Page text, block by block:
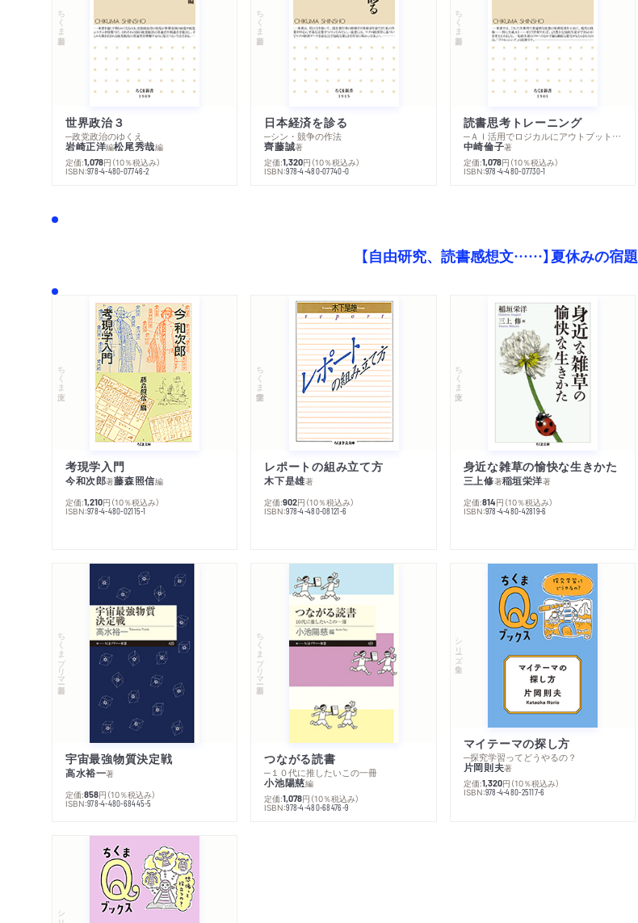
ちくま新書
世界政治３
─政党政治のゆくえ
岩崎正洋編松尾秀哉編
定価:1,078円 （10％税込み）
ISBN:978-4-480-07746-2
ちくま新書
日本経済を診る
─シン・競争の作法
齊藤誠著
定価:1,320円 （10％税込み）
ISBN:978-4-480-07740-0
ちくま新書
読書思考トレーニング
─ＡＩ活用でロジカルにアウトプットする技法
中崎倫子著
定価:1,078円 （10％税込み）
ISBN:978-4-480-07730-1
【自由研究、読書感想文……】夏休みの宿
ちくま文庫
考現学入門
今和次郎著藤森照信編
定価:1,210円 （10％税込み）
ISBN:978-4-480-02115-1
ちくま学芸文庫
レポートの組み立て方
木下是雄著
定価:902円 （10％税込み）
ISBN:978-4-480-08121-6
ちくま文庫
身近な雑草の愉快な生きかた
三上修著稲垣栄洋著
定価:814円 （10％税込み）
ISBN:978-4-480-42819-6
ちくまプリマー新書
宇宙最強物質決定戦
高水裕一著
定価:858円 （10％税込み）
ISBN:978-4-480-68445-5
ちくまプリマー新書
つながる読書
─１０代に推したいこの一冊
小池陽慈編
定価:1,078円 （10％税込み）
ISBN:978-4-480-68476-9
シリーズ・全集
マイテーマの探し方
─探究学習ってどうやるの？
片岡則夫著
定価:1,320円 （10％税込み）
ISBN:978-4-480-25117-6